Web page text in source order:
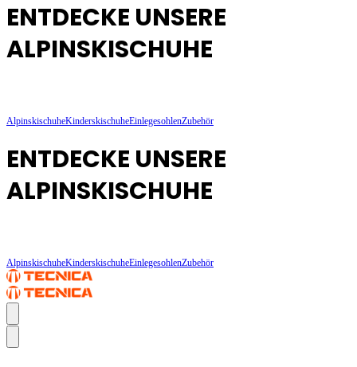
ENTDECKE UNSERE
ALPINSKISCHUHE
AlpinskischuheKinderskischuheEinlegesohlenZubehör
ENTDECKE UNSERE
ALPINSKISCHUHE
AlpinskischuheKinderskischuheEinlegesohlenZubehör